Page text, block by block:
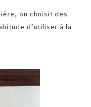
on choisit des
d’utiliser à la